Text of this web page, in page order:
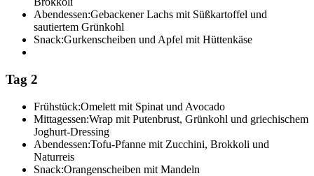
Abendessen:Gebackener Lachs mit Süßkartoffel und
sautiertem Grünkohl
Snack:Gurkenscheiben und Apfel mit Hüttenkäse
Tag 2
Frühstück:Omelett mit Spinat und Avocado
Mittagessen:Wrap mit Putenbrust, Grünkohl und griechischem
Joghurt-Dressing
Abendessen:Tofu-Pfanne mit Zucchini, Brokkoli und
Naturreis
Snack:Orangenscheiben mit Mandeln